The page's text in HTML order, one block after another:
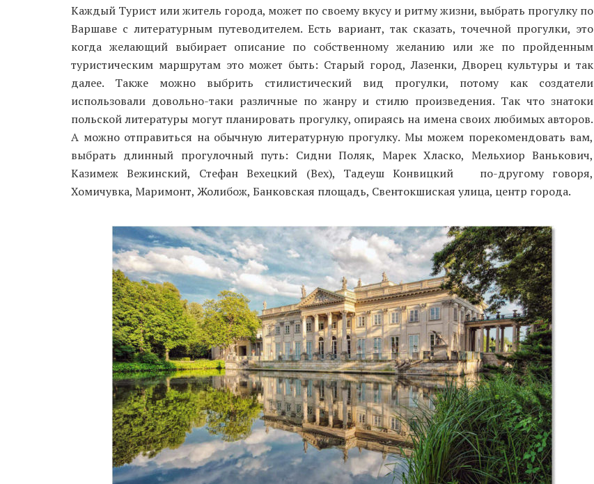
Каждый Турист или житель города, может по своему вкусу и ритму жизни, выбрать прогулку по
Варшаве с литературным путеводителем. Есть вариант, так сказать, точечной прогулки, это
когда желающий выбирает описание по собственному желанию или же по пройденным
туристическим маршрутам это может быть: Старый город, Лазенки, Дворец культуры и так
далее. Также можно выбрить стилистический вид прогулки, потому как создатели
использовали довольно-таки различные по жанру и стилю произведения. Так что знатоки
польской литературы могут планировать прогулку, опираясь на имена своих любимых авторов.
А можно отправиться на обычную литературную прогулку. Мы можем порекомендовать вам,
выбрать длинный прогулочный путь: Сидни Поляк, Марек Хласко, Мельхиор Ванькович,
Казимеж Вежинский, Стефан Вехецкий (Вех), Тадеуш Конвицкий по-другому говоря,
Хомичувка, Маримонт, Жолибож, Банковская площадь, Свентокшиская улица, центр города.